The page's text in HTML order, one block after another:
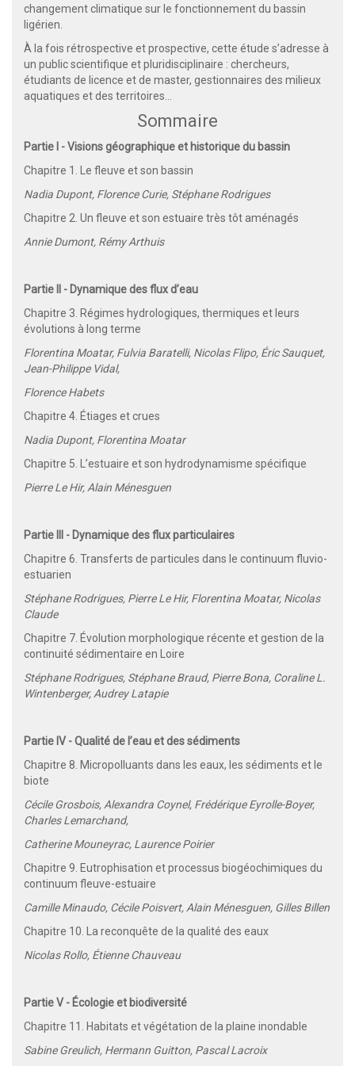
changement climatique sur le fonctionnement du bassin
ligérien.
À la fois rétrospective et prospective, cette étude s’adresse à
un public scientifique et pluridisciplinaire : chercheurs,
étudiants de licence et de master, gestionnaires des milieux
aquatiques et des territoires…
Sommaire
Partie I - Visions géographique et historique du bassin
Chapitre 1. Le fleuve et son bassin
Nadia Dupont, Florence Curie, Stéphane Rodrigues
Chapitre 2. Un fleuve et son estuaire très tôt aménagés
Annie Dumont, Rémy Arthuis
Partie II - Dynamique des flux d’eau
Chapitre 3. Régimes hydrologiques, thermiques et leurs
évolutions à long terme
Florentina Moatar, Fulvia Baratelli, Nicolas Flipo, Éric Sauquet,
Jean-Philippe Vidal,
Florence Habets
Chapitre 4. Étiages et crues
Nadia Dupont, Florentina Moatar
Chapitre 5. L’estuaire et son hydrodynamisme spécifique
Pierre Le Hir, Alain Ménesguen
Partie III - Dynamique des flux particulaires
Chapitre 6. Transferts de particules dans le continuum fluvio-
estuarien
Stéphane Rodrigues, Pierre Le Hir, Florentina Moatar, Nicolas
Claude
Chapitre 7. Évolution morphologique récente et gestion de la
continuité sédimentaire en Loire
Stéphane Rodrigues, Stéphane Braud, Pierre Bona, Coraline L.
Wintenberger, Audrey Latapie
Partie IV - Qualité de l’eau et des sédiments
Chapitre 8. Micropolluants dans les eaux, les sédiments et le
biote
Cécile Grosbois, Alexandra Coynel, Frédérique Eyrolle-Boyer,
Charles Lemarchand,
Catherine Mouneyrac, Laurence Poirier
Chapitre 9. Eutrophisation et processus biogéochimiques du
continuum fleuve-estuaire
Camille Minaudo, Cécile Poisvert, Alain Ménesguen, Gilles Billen
Chapitre 10. La reconquête de la qualité des eaux
Nicolas Rollo, Étienne Chauveau
Partie V - Écologie et biodiversité
Chapitre 11. Habitats et végétation de la plaine inondable
Sabine Greulich, Hermann Guitton, Pascal Lacroix